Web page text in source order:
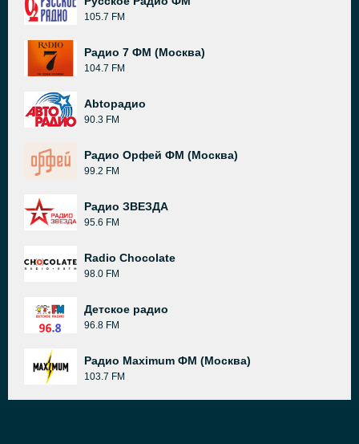
105.7 FM
Радио 7 ФМ (Москва)
104.7 FM
Abtoрадио
90.3 FM
Радио Орфей ФМ (Москва)
99.2 FM
Радио ЗВЕЗДА
95.6 FM
Radio Chocolate
98.0 FM
Детское радио
96.8 FM
Радио Maximum ФМ (Москва)
103.7 FM